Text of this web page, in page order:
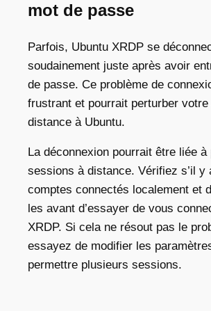
mot de passe
Parfois, Ubuntu XRDP se
soudainement juste après avoir
de passe. Ce problème de
frustrant et pourrait perturber
distance à Ubuntu.
La déconnexion pourrait être liée à
sessions à distance. Vérifiez s’il y
comptes connectés localement et
les avant d’essayer de vous
XRDP. Si cela ne résout pas le
essayez de modifier les
permettre plusieurs sessions.